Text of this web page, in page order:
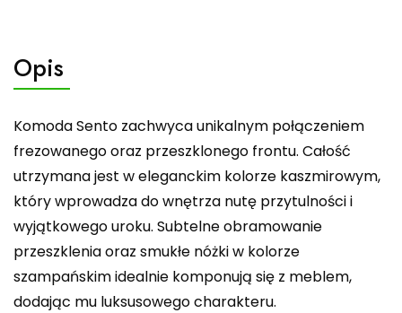
Opis
Komoda Sento zachwyca unikalnym połączeniem
frezowanego oraz przeszklonego frontu. Całość
utrzymana jest w eleganckim kolorze kaszmirowym,
który wprowadza do wnętrza nutę przytulności i
wyjątkowego uroku. Subtelne obramowanie
przeszklenia oraz smukłe nóżki w kolorze
szampańskim idealnie komponują się z meblem,
dodając mu luksusowego charakteru.